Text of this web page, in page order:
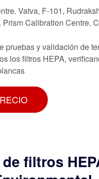
Vatva, F-101,
Calibration Centre.
pruebas y validación de
los filtros HEPA,
filtros